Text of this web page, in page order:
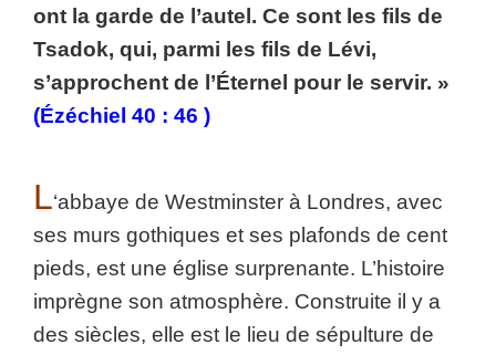
ont la garde de l’autel. Ce sont les fils de
Tsadok, qui, parmi les fils de Lévi,
s’approchent de l’Éternel pour le servir. »
(Ézéchiel 40 : 46 )
L‘abbaye de Westminster à Londres, avec
ses murs gothiques et ses plafonds de cent
pieds, est une église surprenante. L’histoire
imprègne son atmosphère. Construite il y a
des siècles, elle est le lieu de sépulture de